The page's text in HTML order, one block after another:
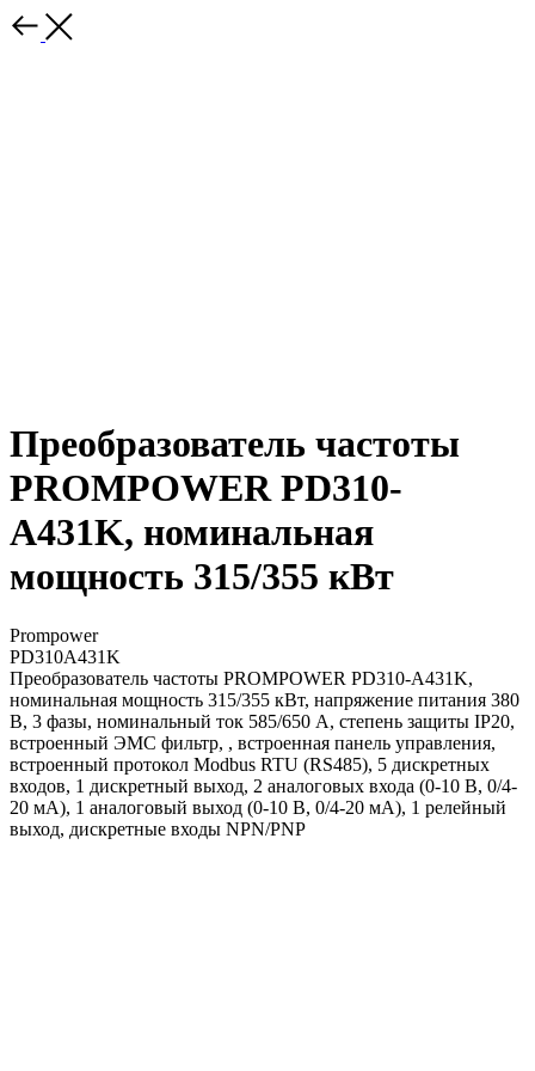
Преобразователь частоты
PROMPOWER PD310-
A431K, номинальная
мощность 315/355 кВт
Prompower
PD310A431K
Преобразователь частоты PROMPOWER PD310-A431K,
номинальная мощность 315/355 кВт, напряжение питания 380
В, 3 фазы, номинальный ток 585/650 А, степень защиты IP20,
встроенный ЭМС фильтр, , встроенная панель управления,
встроенный протокол Modbus RTU (RS485), 5 дискретных
входов, 1 дискретный выход, 2 аналоговых входа (0-10 В, 0/4-
20 мА), 1 аналоговый выход (0-10 В, 0/4-20 мА), 1 релейный
выход, дискретные входы NPN/PNP